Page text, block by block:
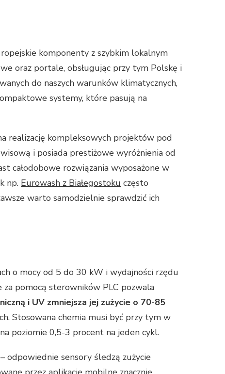
komponenty z szybkim lokalnym
oraz portale, obsługując przy tym Polskę i
do naszych warunków klimatycznych,
systemy, które pasują na
realizację kompleksowych projektów pod
i posiada prestiżowe wyróżnienia od
całodobowe rozwiązania wyposażone w
np. Eurowash z Białegostoku często
warto samodzielnie sprawdzić ich
o mocy od 5 do 30 kW i wydajności rzędu
pomocą sterowników PLC pozwala
i UV zmniejsza jej zużycie o 70-85
Stosowana chemia musi być przy tym w
poziomie 0,5-3 procent na jeden cykl.
odpowiednie sensory śledzą zużycie